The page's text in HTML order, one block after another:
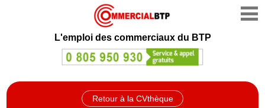
L'emploi des commerciaux du BTP
Retour à la CVthèque